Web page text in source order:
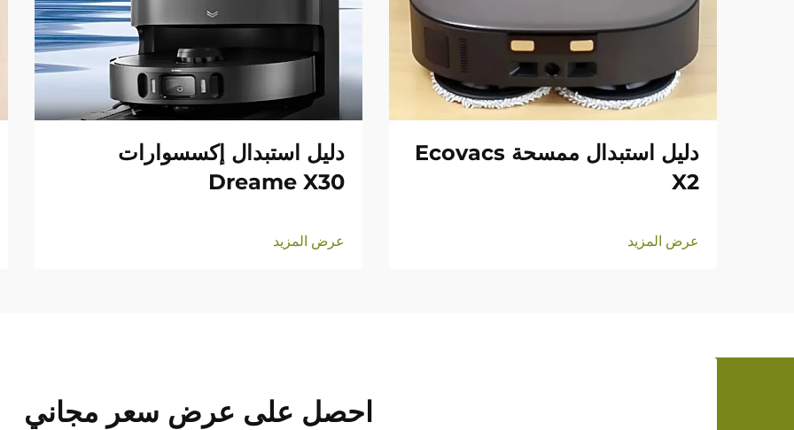
دليل استبدال ممسحة Ecovacs
X2
عرض المزيد
دليل استبدال إكسسوارات
Dreame X30
عرض المزيد
احصل على عرض سعر مجاني